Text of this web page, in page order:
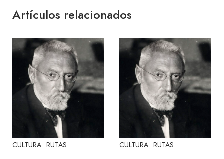
Artículos relacionados
CULTURA RUTAS CULTURA RUTAS